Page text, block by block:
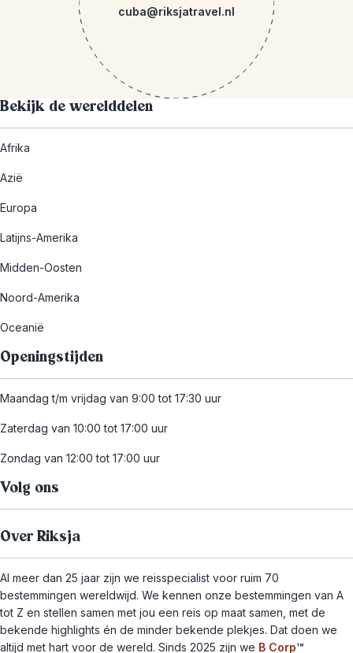
cuba@riksjatravel.nl
Bekijk de werelddelen
Afrika
Azië
Europa
Latijns-Amerika
Midden-Oosten
Noord-Amerika
Oceanië
Openingstijden
Maandag t/m vrijdag van 9:00 tot 17:30 uur
Zaterdag van 10:00 tot 17:00 uur
Zondag van 12:00 tot 17:00 uur
Volg ons
Over Riksja
Al meer dan 25 jaar zijn we reisspecialist voor ruim 70
bestemmingen wereldwijd. We kennen onze bestemmingen van A
tot Z en stellen samen met jou een reis op maat samen, met de
bekende highlights én de minder bekende plekjes. Dat doen we
altijd met hart voor de wereld. Sinds 2025 zijn we B Corp™